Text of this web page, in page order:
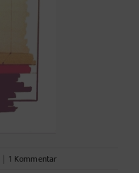
| 1 Kommentar